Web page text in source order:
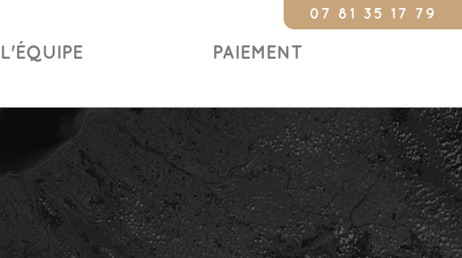
L'ÉQUIPE PAIEMENT
Constat 24/
07 81 35 17 79